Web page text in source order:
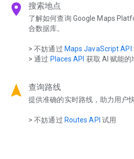
location_on 搜索地点
了解如何查询 Google Maps
合数据库。
> 不妨通过 Maps JavaScript API
> 通过 Places API 获取 AI 赋能的
navigation 查询路线
提供准确的实时路线，助力用户
> 不妨通过 Routes API 试用